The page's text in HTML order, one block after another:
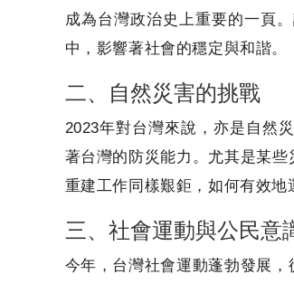
成為台灣政治史上重要的一頁
中，影響著社會的穩定與和諧。
二、自然災害的挑戰
2023年對台灣來說，亦是自然
著台灣的防災能力。尤其是某
重建工作同樣艱鉅，如何有效地
三、社會運動與公民意
今年，台灣社會運動蓬勃發展